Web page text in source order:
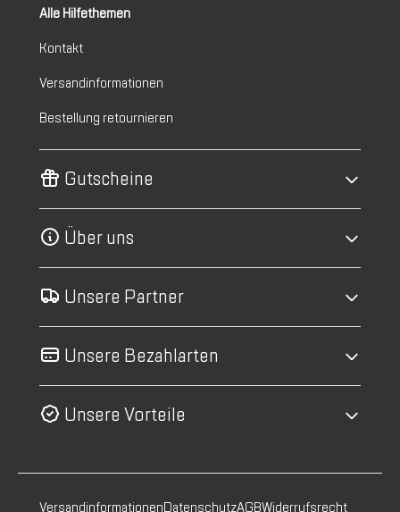
Alle Hilfethemen
Kontakt
Versandinformationen
Bestellung retournieren
Gutscheine
Über uns
Unsere Partner
Unsere Bezahlarten
Unsere Vorteile
VersandinformationenDatenschutzAGBWiderrufsrecht